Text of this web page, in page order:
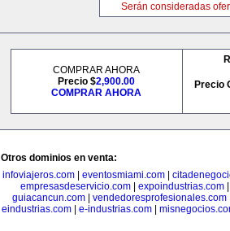
Serán consideradas
COMPRAR AHORA
Precio $2,900.00
COMPRAR AHORA
Precio
Otros dominios en venta:
infoviajeros.com
eventosmiami.com
empresasdeservicio.com
expoindustrias.com
guiacancun.com| vendedoresprofesionales.com
eindustrias.com
e-industrias.com